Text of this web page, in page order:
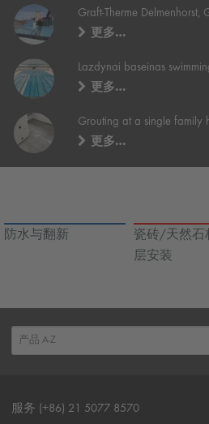
Graft-Therme Delmenhorst,
更多…
Lazdynai baseinas
更多…
Grouting at a single family
更多…
防水与翻新
瓷砖/天然石
层安装
服务 (+86) 21 5077 8570